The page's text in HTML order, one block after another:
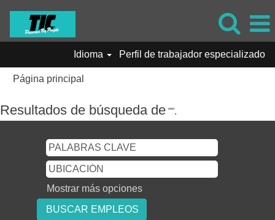
Idioma Perfil de trabajador especializado
Página principal
Resultados de búsqueda de "".
Mostrar más opciones